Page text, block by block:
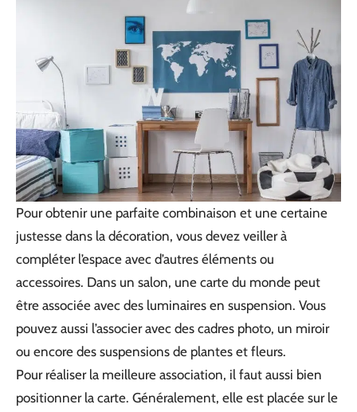
Pour obtenir une parfaite combinaison et une certaine
justesse dans la décoration, vous devez veiller à
compléter l’espace avec d’autres éléments ou
accessoires. Dans un salon, une carte du monde peut
être associée avec des luminaires en suspension. Vous
pouvez aussi l’associer avec des cadres photo, un miroir
ou encore des suspensions de plantes et fleurs.
Pour réaliser la meilleure association, il faut aussi bien
positionner la carte. Généralement, elle est placée sur le